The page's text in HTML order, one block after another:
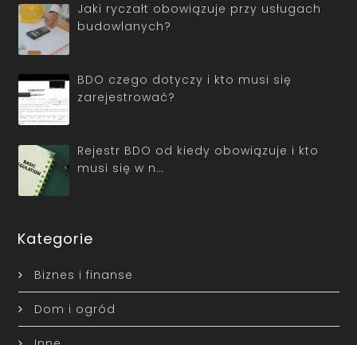
Jaki ryczałt obowiązuje przy usługach
budowlanych?
BDO czego dotyczy i kto musi się
zarejestrować?
Rejestr BDO od kiedy obowiązuje i kto
musi się w n…
Kategorie
Biznes i finanse
Dom i ogród